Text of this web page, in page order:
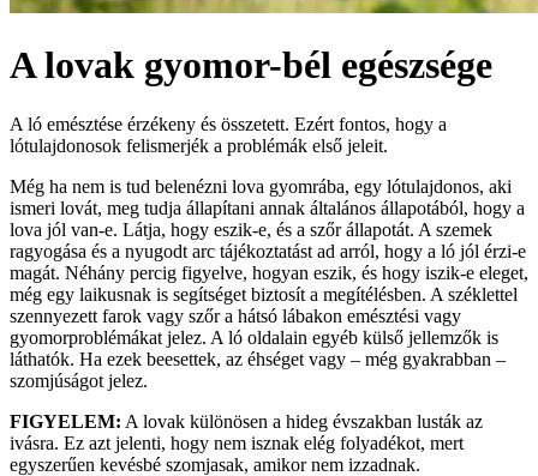
A lovak gyomor-bél egészsége
A ló emésztése érzékeny és összetett. Ezért fontos, hogy a
lótulajdonosok felismerjék a problémák első jeleit.
Még ha nem is tud belenézni lova gyomrába, egy lótulajdonos, aki
ismeri lovát, meg tudja állapítani annak általános állapotából, hogy a
lova jól van-e. Látja, hogy eszik-e, és a szőr állapotát. A szemek
ragyogása és a nyugodt arc tájékoztatást ad arról, hogy a ló jól érzi-e
magát. Néhány percig figyelve, hogyan eszik, és hogy iszik-e eleget,
még egy laikusnak is segítséget biztosít a megítélésben. A széklettel
szennyezett farok vagy szőr a hátsó lábakon emésztési vagy
gyomorproblémákat jelez. A ló oldalain egyéb külső jellemzők is
láthatók. Ha ezek beesettek, az éhséget vagy – még gyakrabban –
szomjúságot jelez.
FIGYELEM: A lovak különösen a hideg évszakban lusták az
ivásra. Ez azt jelenti, hogy nem isznak elég folyadékot, mert
egyszerűen kevésbé szomjasak, amikor nem izzadnak.